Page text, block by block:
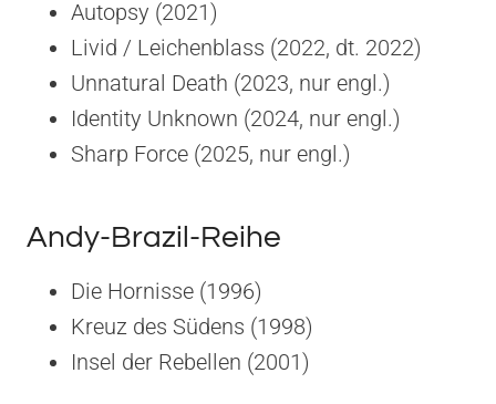
Autopsy (2021)
Livid / Leichenblass (2022, dt. 2022)
Unnatural Death (2023, nur engl.)
Identity Unknown (2024, nur engl.)
Sharp Force (2025, nur engl.)
Andy-Brazil-Reihe
Die Hornisse (1996)
Kreuz des Südens (1998)
Insel der Rebellen (2001)